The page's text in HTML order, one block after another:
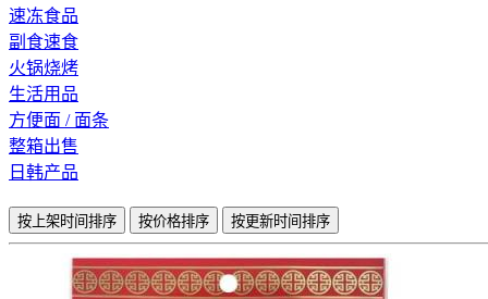
速冻食品
副食速食
火锅烧烤
生活用品
方便面 / 面条
整箱出售
日韩产品
按上架时间排序 按价格排序 按更新时间排序